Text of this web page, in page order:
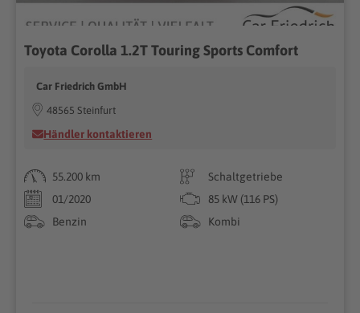
Toyota Corolla 1.2T Touring Sports Comfort
Car Friedrich GmbH
48565 Steinfurt
Händler kontaktieren
55.200 km
Schaltgetriebe
01/2020
85 kW (116 PS)
Benzin
Kombi